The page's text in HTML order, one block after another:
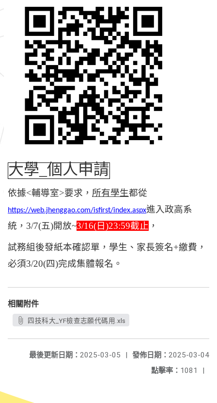
大學_個人申請
依據<輔導室>要求， 所有學生都從
https://web.jhenggao.com/isfirst/index.aspx進入政高系
統，3/7(五)開放~3/16(日)23:59截止 ，
試務組後發紙本確認單，學生、家長簽名+繳費，
必須3/20(四)完成集體報名。
相關附件
四技科大_YF檢查志願代碼用.xls
發佈日期： 2025-03-04
最後更新日期： 2025-03-05
|
點擊率： 1081 |